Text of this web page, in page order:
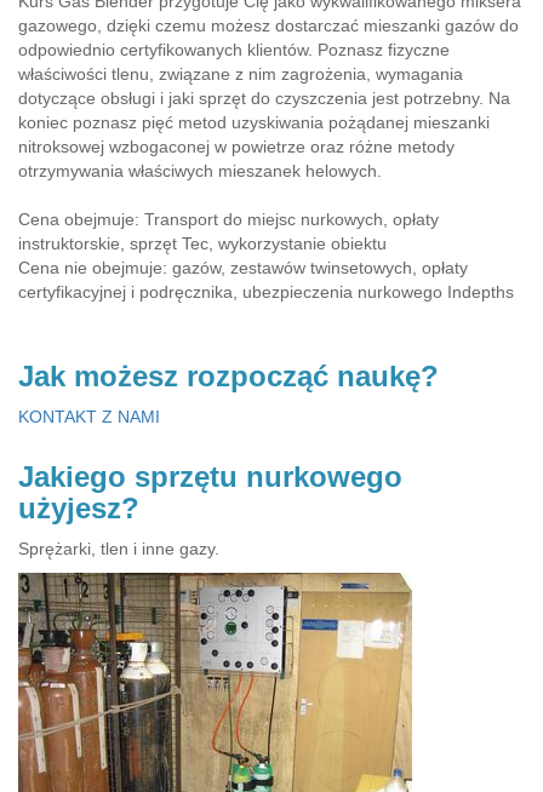
gazowego, dzięki czemu możesz dostarczać mieszanki gazów do
odpowiednio certyfikowanych klientów. Poznasz fizyczne
właściwości tlenu, związane z nim zagrożenia, wymagania
dotyczące obsługi i jaki sprzęt do czyszczenia jest potrzebny. Na
koniec poznasz pięć metod uzyskiwania pożądanej mieszanki
nitroksowej wzbogaconej w powietrze oraz różne metody
otrzymywania właściwych mieszanek helowych.
Cena obejmuje: Transport do miejsc nurkowych, opłaty
instruktorskie, sprzęt Tec, wykorzystanie obiektu
Cena nie obejmuje: gazów, zestawów twinsetowych, opłaty
certyfikacyjnej i podręcznika, ubezpieczenia nurkowego Indepths
Jak możesz rozpocząć naukę?
KONTAKT Z NAMI
Jakiego sprzętu nurkowego
użyjesz?
Sprężarki, tlen i inne gazy.